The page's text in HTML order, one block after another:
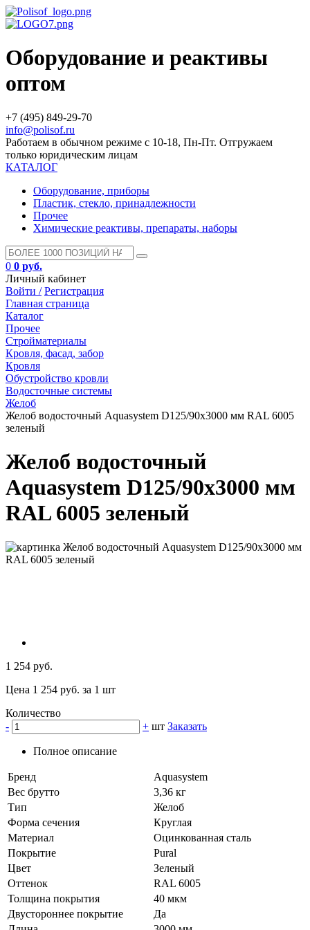
Оборудование и реактивы
оптом
+7 (495) 849-29-70
info@polisof.ru
Работаем в обычном режиме с 10-18, Пн-Пт. Отгружаем
только юридическим лицам
КАТАЛОГ
Оборудование, приборы
Пластик, стекло, принадлежности
Прочее
Химические реактивы, препараты, наборы
0 0 руб.
Личный кабинет
Войти / Регистрация
Главная страница
Каталог
Прочее
Стройматериалы
Кровля, фасад, забор
Кровля
Обустройство кровли
Водосточные системы
Желоб
Желоб водосточный Aquasystem D125/90х3000 мм RAL 6005
зеленый
Желоб водосточный
Aquasystem D125/90х3000 мм
RAL 6005 зеленый
1 254 руб.
Цена 1 254 руб. за 1 шт
Количество
-
+ шт Заказать
Полное описание
Бренд
Aquasystem
Вес брутто
3,36 кг
Тип
Желоб
Форма сечения
Круглая
Материал
Оцинкованная сталь
Покрытие
Pural
Цвет
Зеленый
Оттенок
RAL 6005
Толщина покрытия
40 мкм
Двустороннее покрытие
Да